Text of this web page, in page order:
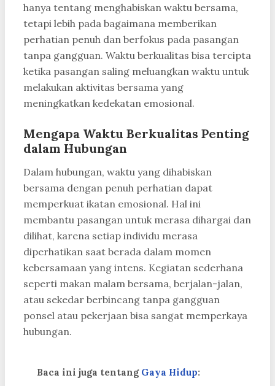
hanya tentang menghabiskan waktu bersama,
tetapi lebih pada bagaimana memberikan
perhatian penuh dan berfokus pada pasangan
tanpa gangguan. Waktu berkualitas bisa tercipta
ketika pasangan saling meluangkan waktu untuk
melakukan aktivitas bersama yang
meningkatkan kedekatan emosional.
Mengapa Waktu Berkualitas Penting
dalam Hubungan
Dalam hubungan, waktu yang dihabiskan
bersama dengan penuh perhatian dapat
memperkuat ikatan emosional. Hal ini
membantu pasangan untuk merasa dihargai dan
dilihat, karena setiap individu merasa
diperhatikan saat berada dalam momen
kebersamaan yang intens. Kegiatan sederhana
seperti makan malam bersama, berjalan-jalan,
atau sekedar berbincang tanpa gangguan
ponsel atau pekerjaan bisa sangat memperkaya
hubungan.
Baca ini juga tentang Gaya Hidup: